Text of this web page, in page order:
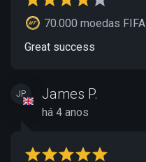
70.000 moedas FIFA
Great success
JP James P.
há 4 anos